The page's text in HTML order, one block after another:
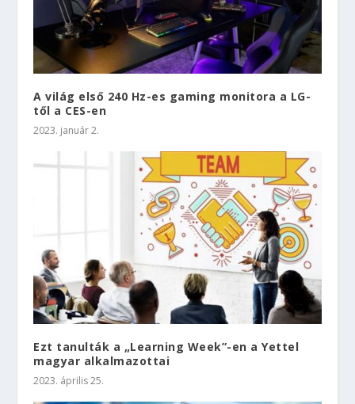
A világ első 240 Hz-es gaming monitora a LG-
től a CES-en
2023. január 2.
Ezt tanulták a „Learning Week”-en a Yettel
magyar alkalmazottai
2023. április 25.